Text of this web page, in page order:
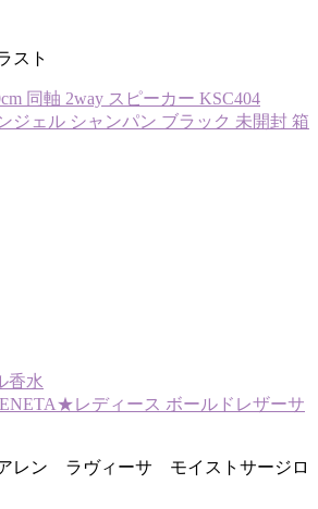
スト
同軸 2way スピーカー KSC404
ジェル シャンパン ブラック 未開封 箱
香水
レディース ボールドレザーサ
レン ラヴィーサ モイストサージロ